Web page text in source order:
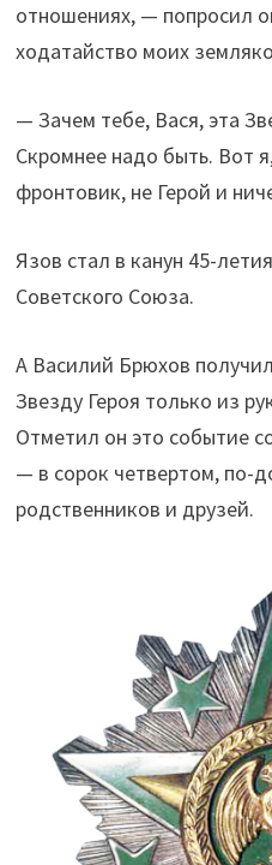
отношениях, — попросил
ходатайство моих
— Зачем тебе, Вася, эта
Скромнее надо быть. Вот
фронтовик, не Герой и
Язов стал в канун 45-
Советского Союза.
А Василий Брюхов
Звезду Героя только из
Отметил он это событие
— в сорок четвертом, по-
родственников и друзей.